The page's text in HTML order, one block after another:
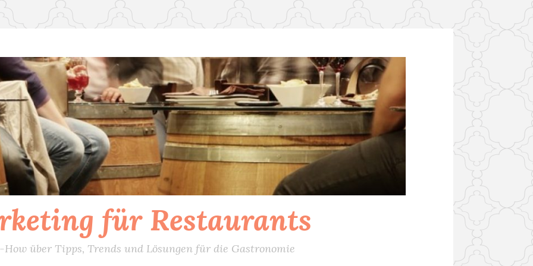
für Restaurants
How über Tipps, Trends und Lösungen für die Gastronomie